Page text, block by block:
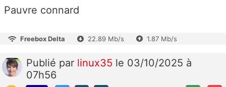
Pauvre connard
Freebox Delta 22.89 Mb/s 1.87 Mb/s
Publié par linux35 le 03/10/2025 à
07h56